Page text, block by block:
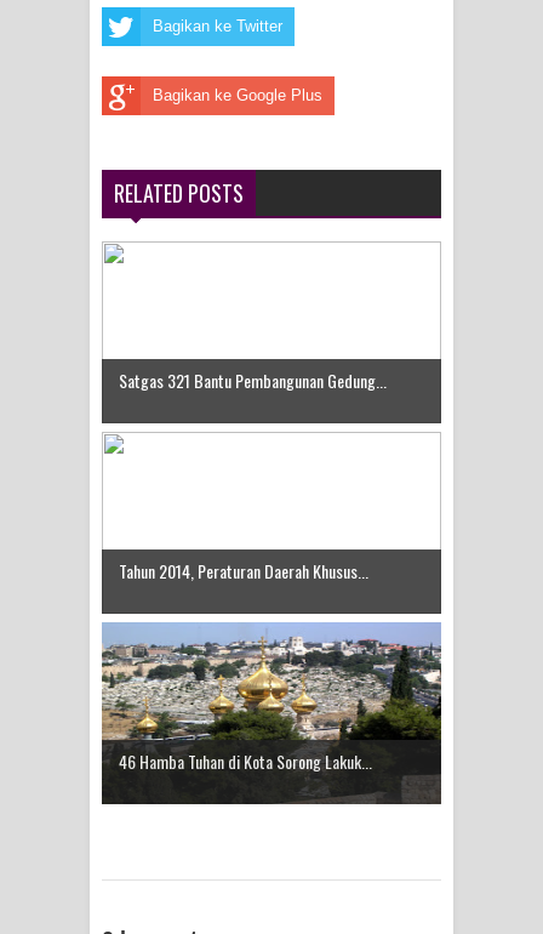
dan Penanaman Padi di Merauke
Tersangka Kasus Korupsi Jalan
Papuan Artisans Take Center Stage
Bagikan ke Twitter
Bagikan ke Google Plus
RELATED POSTS
Satgas 321 Bantu Pembangunan Gedung...
Tahun 2014, Peraturan Daerah Khusus...
46 Hamba Tuhan di Kota Sorong Lakuk...